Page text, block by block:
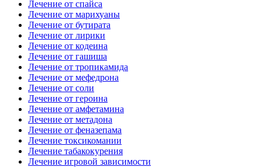
Лечение от спайса
Лечение от марихуаны
Лечение от бутирата
Лечение от лирики
Лечение от кодеина
Лечение от гашиша
Лечение от тропикамида
Лечение от мефедрона
Лечение от соли
Лечение от героина
Лечение от амфетамина
Лечение от метадона
Лечение от феназепама
Лечение токсикомании
Лечение табакокурения
Лечение игровой зависимости